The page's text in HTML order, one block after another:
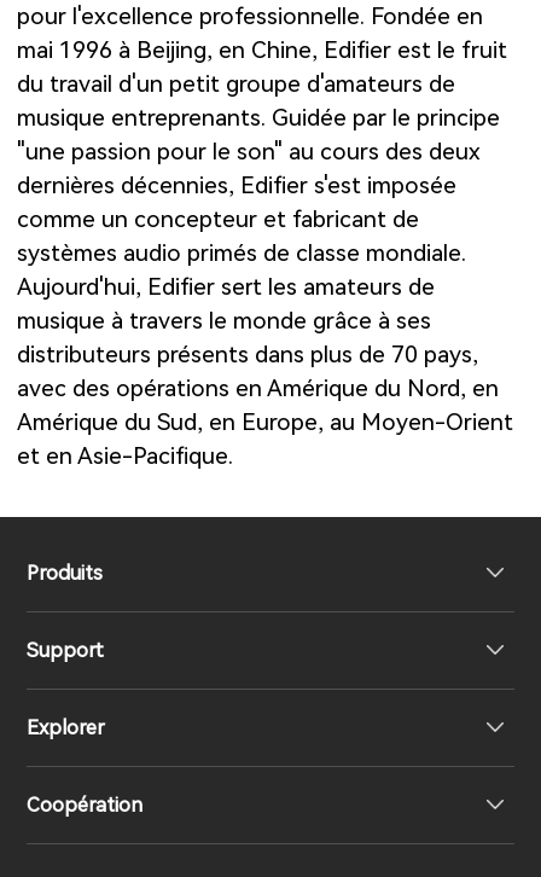
pour l'excellence professionnelle. Fondée en
mai 1996 à Beijing, en Chine, Edifier est le fruit
du travail d'un petit groupe d'amateurs de
musique entreprenants. Guidée par le principe
"une passion pour le son" au cours des deux
dernières décennies, Edifier s'est imposée
comme un concepteur et fabricant de
systèmes audio primés de classe mondiale.
Aujourd'hui, Edifier sert les amateurs de
musique à travers le monde grâce à ses
distributeurs présents dans plus de 70 pays,
avec des opérations en Amérique du Nord, en
Amérique du Sud, en Europe, au Moyen-Orient
et en Asie-Pacifique.
Produits
Haut-parleurs
Écouteurs
Casques
Support
Support produit
Déclaration de conformité UE
Explorer
Notre histoire
Coopération